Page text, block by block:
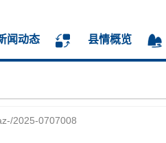
闻动态 县情概览
2025-0707008